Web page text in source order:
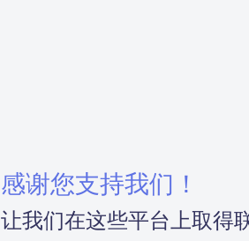
感谢您支持我们！
让我们在这些平台上取得